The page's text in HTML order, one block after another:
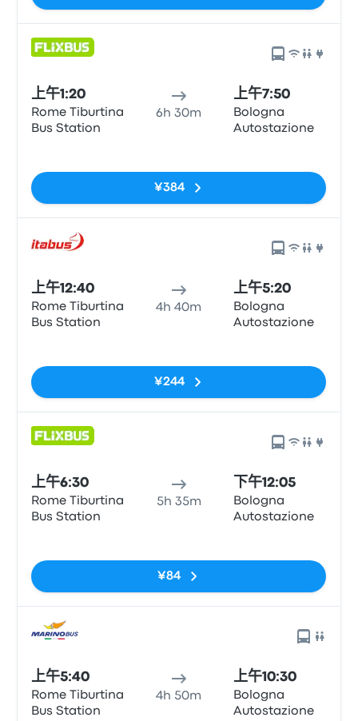
上午1:20
Rome Tiburtina
Bus Station
6h 30m
上午7:50
Bologna
Autostazione
¥384
上午12:40
Rome Tiburtina
Bus Station
4h 40m
上午5:20
Bologna
Autostazione
¥244
上午6:30
Rome Tiburtina
Bus Station
5h 35m
下午12:05
Bologna
Autostazione
¥84
上午5:40
Rome Tiburtina
Bus Station
4h 50m
上午10:30
Bologna
Autostazione